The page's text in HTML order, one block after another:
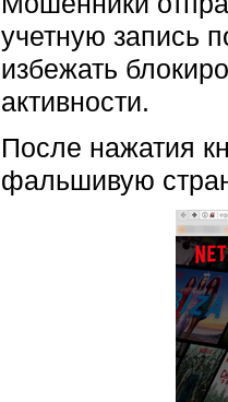
учетную запись
избежать
активности.
После нажатия
фальшивую